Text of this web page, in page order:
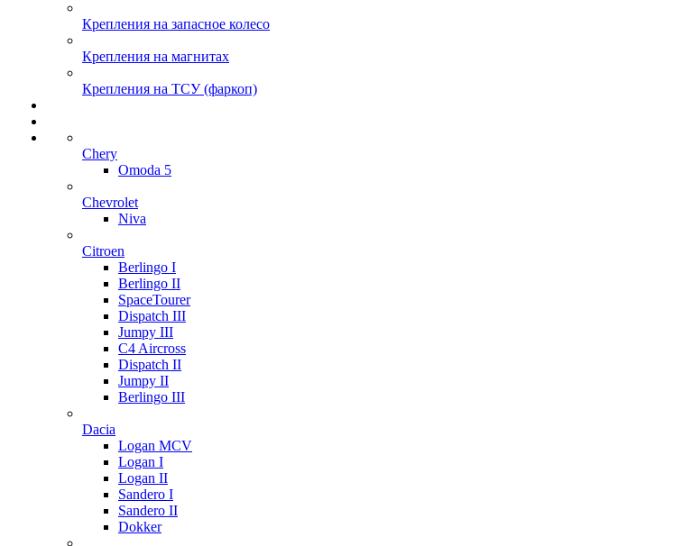
Крепления на запасное колесо
Крепления на магнитах
Крепления на ТСУ (фаркоп)
Chery
Omoda 5
Chevrolet
Niva
Citroen
Berlingo I
Berlingo II
SpaceTourer
Dispatch III
Jumpy III
C4 Aircross
Dispatch II
Jumpy II
Berlingo III
Dacia
Logan MCV
Logan I
Logan II
Sandero I
Sandero II
Dokker